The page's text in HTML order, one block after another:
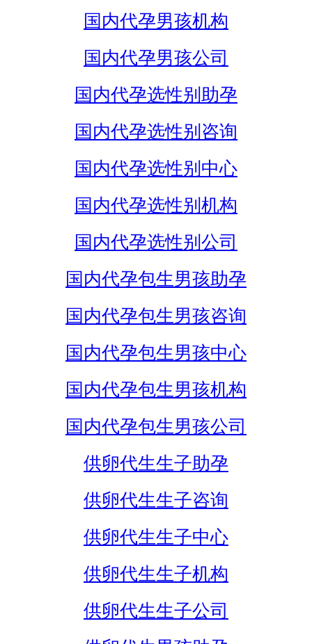
国内代孕男孩机构
国内代孕男孩公司
国内代孕选性别助孕
国内代孕选性别咨询
国内代孕选性别中心
国内代孕选性别机构
国内代孕选性别公司
国内代孕包生男孩助孕
国内代孕包生男孩咨询
国内代孕包生男孩中心
国内代孕包生男孩机构
国内代孕包生男孩公司
供卵代生生子助孕
供卵代生生子咨询
供卵代生生子中心
供卵代生生子机构
供卵代生生子公司